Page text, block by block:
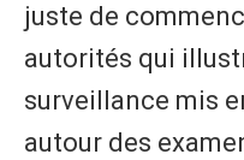
juste de
autorités qui
surveillance mis
autour des